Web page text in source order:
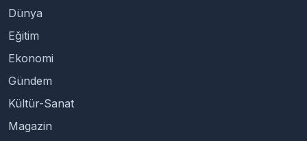
Dünya
Eğitim
Ekonomi
Gündem
Kültür-Sanat
Magazin